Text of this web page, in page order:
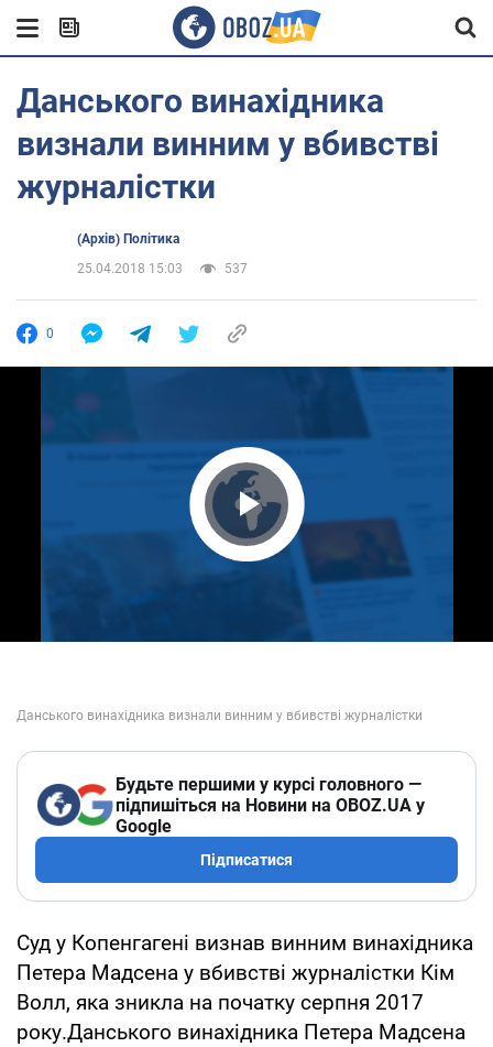
Данського винахідника
визнали винним у вбивстві
журналістки
(Архів) Політика
25.04.2018 15:03
537
0
Play Video
Будьте першими у курсі головного —
підпишіться на Новини на OBOZ.UA у
Google
Підписатися
Суд у Копенгагені визнав винним винахідника
Петера Мадсена у вбивстві журналістки Кім
Волл, яка зникла на початку серпня 2017
року.Данського винахідника Петера Мадсена